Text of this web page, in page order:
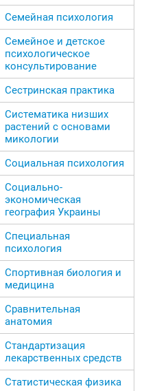
Семейная психология
Семейное и детское
психологическое
консультирование
Сестринская практика
Систематика низших
растений с основами
микологии
Социальная психология
Социально-
экономическая
география Украины
Специальная
психология
Спортивная биология и
медицина
Сравнительная
анатомия
Стандартизация
лекарственных средств
Статистическая физика